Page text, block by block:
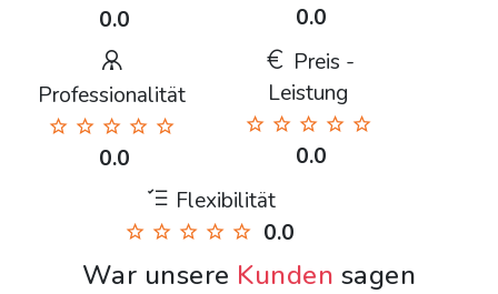
0.0 0.0
Professionalität
0.0
Preis -
Leistung
0.0
Flexibilität
0.0
War unsere Kunden sagen